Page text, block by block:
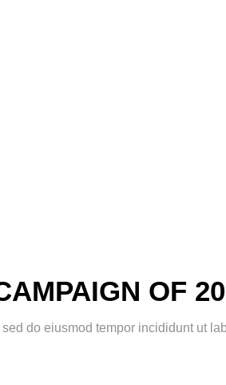
OF
do eiusmod tempor incididunt ut